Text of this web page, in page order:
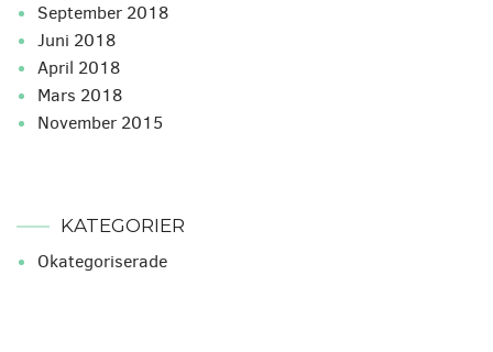
september 2018
juni 2018
april 2018
mars 2018
november 2015
KATEGORIER
Okategoriserade